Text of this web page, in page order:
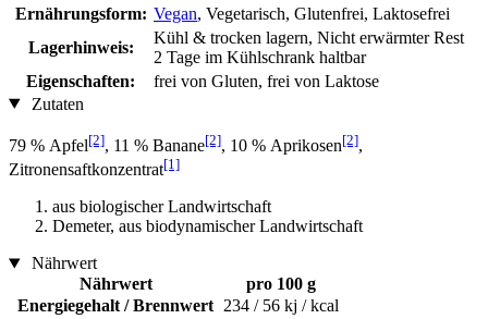
Ernährungsform: Vegan, Vegetarisch, Glutenfrei, Laktosefrei
Lagerhinweis:
Kühl & trocken lagern, Nicht erwärmter Rest
2 Tage im Kühlschrank haltbar
Eigenschaften:
frei von Gluten, frei von Laktose
Zutaten
79 % Apfel[2], 11 % Banane[2], 10 % Aprikosen[2],
Zitronensaftkonzentrat[1]
aus biologischer Landwirtschaft
Demeter, aus biodynamischer Landwirtschaft
Nährwert
Nährwert
pro 100 g
Energiegehalt / Brennwert 234 / 56 kj / kcal